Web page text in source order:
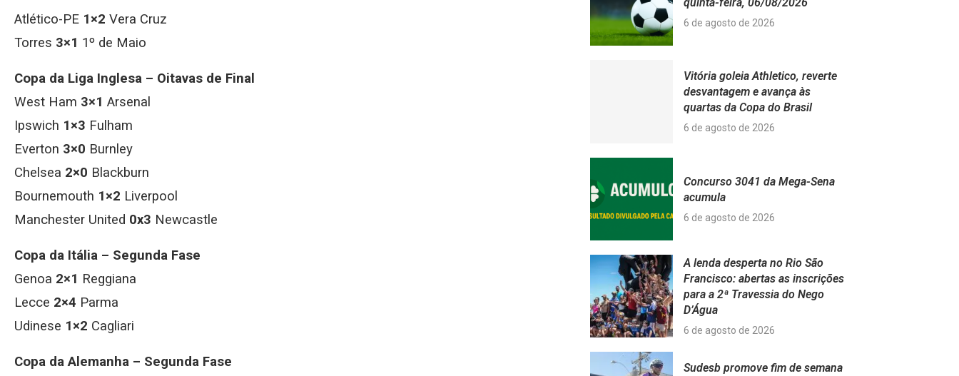
Atlético-PE 1×2 Vera Cruz
Torres 3×1 1º de Maio
Copa da Liga Inglesa – Oitavas de Final
West Ham 3×1 Arsenal
Ipswich 1×3 Fulham
Everton 3×0 Burnley
Chelsea 2×0 Blackburn
Bournemouth 1×2 Liverpool
Manchester United 0x3 Newcastle
Copa da Itália – Segunda Fase
Genoa 2×1 Reggiana
Lecce 2×4 Parma
Udinese 1×2 Cagliari
Copa da Alemanha – Segunda Fase
6 de agosto de 2026
Vitória goleia Athletico, reverte
desvantagem e avança às
quartas da Copa do Brasil
6 de agosto de 2026
Concurso 3041 da Mega-Sena
acumula
6 de agosto de 2026
A lenda desperta no Rio São
Francisco: abertas as inscrições
para a 2ª Travessia do Nego
D’Água
6 de agosto de 2026
Sudesb promove fim de semana